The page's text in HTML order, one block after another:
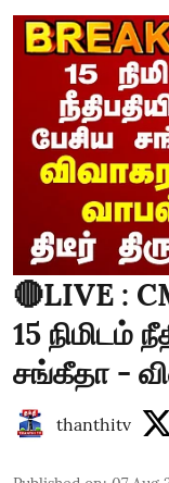
🔴LIVE :
15 நிமிடம்
சங்கீதா -
thanthitv